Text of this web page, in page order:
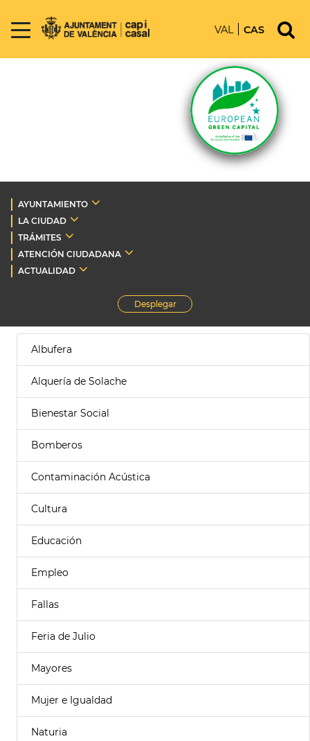
VAL CAS
AYUNTAMIENTO
LA CIUDAD
TRÁMITES
ATENCIÓN CIUDADANA
ACTUALIDAD
Desplegar
Albufera
Alquería de Solache
Bienestar Social
Bomberos
Contaminación Acústica
Cultura
Educación
Empleo
Fallas
Feria de Julio
Mayores
Mujer e Igualdad
Naturia